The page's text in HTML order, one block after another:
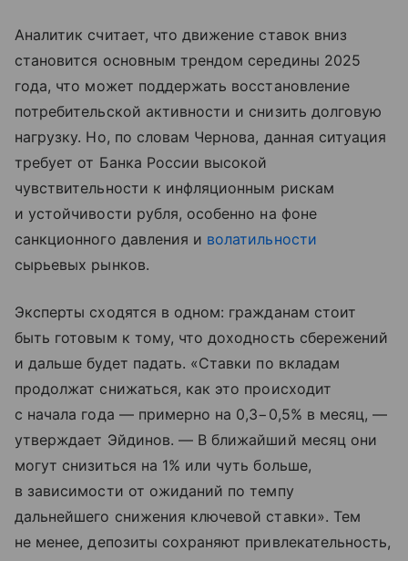
Аналитик считает, что движение ставок вниз
становится основным трендом середины 2025
года, что может поддержать восстановление
потребительской активности и снизить долговую
нагрузку. Но, по словам Чернова, данная ситуация
требует от Банка России высокой
чувствительности к инфляционным рискам
и устойчивости рубля, особенно на фоне
санкционного давления и волатильности
сырьевых рынков.
Эксперты сходятся в одном: гражданам стоит
быть готовым к тому, что доходность сбережений
и дальше будет падать. «Ставки по вкладам
продолжат снижаться, как это происходит
с начала года — примерно на 0,3−0,5% в месяц, —
утверждает Эйдинов. — В ближайший месяц они
могут снизиться на 1% или чуть больше,
в зависимости от ожиданий по темпу
дальнейшего снижения ключевой ставки». Тем
не менее, депозиты сохраняют привлекательность,